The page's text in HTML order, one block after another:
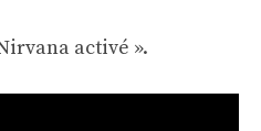
activé ».